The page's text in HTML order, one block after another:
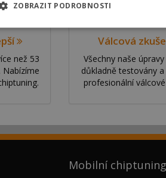
než 53
Nabízíme
Válcová
Všechny naše
důkladně testovány
profesionální
Mobilní chiptuning
ZOBRAZIT PODROBNOSTI